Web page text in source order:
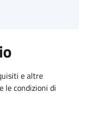
e altre
le condizioni di